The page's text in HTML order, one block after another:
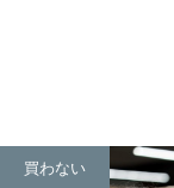
買わない